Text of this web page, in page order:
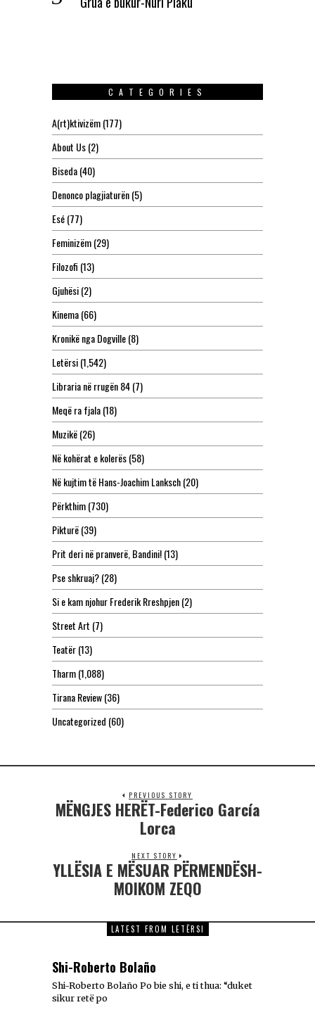
CATEGORIES
A(rt)ktivizëm(177)
About Us(2)
Biseda(40)
Denonco plagjiaturën(5)
Esé(77)
Feminizëm(29)
Filozofi (13)
Gjuhësi(2)
Kinema(66)
Kronikë nga Dogville(8)
Letërsi(1,542)
Libraria në rrugën 84(7)
Meqë ra fjala(18)
Muzikë(26)
Në kohërat e kolerës(58)
Në kujtim të Hans-Joachim Lanksch(20)
Përkthim(730)
Pikturë(39)
Prit deri në pranverë, Bandini!(13)
Pse shkruaj?(28)
Si e kam njohur Frederik Rreshpjen(2)
Street Art (7)
Teatër(13)
Tharm(1,088)
Tirana Review(36)
Uncategorized (60)
PREVIOUS STORY
MËNGJES HERËT-Federico García
Lorca
NEXT STORY
YLLËSIA E MËSUAR PËRMENDËSH-
MOIKOM ZEQO
LATEST FROM LETËRSI
Shi-Roberto Bolaño
Shi-Roberto Bolaño Po bie shi, e ti thua: “duket
sikur retë po